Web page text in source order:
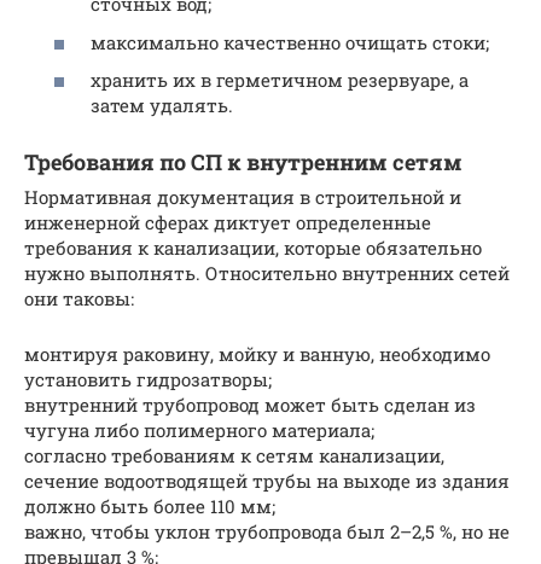
максимально качественно очищать стоки;
хранить их в герметичном резервуаре, а
затем удалять.
Требования по СП к внутренним сетям
Нормативная документация в строительной и
инженерной сферах диктует определенные
требования к канализации, которые обязательно
нужно выполнять. Относительно внутренних сетей
они таковы:
монтируя раковину, мойку и ванную, необходимо
установить гидрозатворы;
внутренний трубопровод может быть сделан из
чугуна либо полимерного материала;
согласно требованиям к сетям канализации,
сечение водоотводящей трубы на выходе из здания
должно быть более 110 мм;
важно, чтобы уклон трубопровода был 2–2,5 %, но не
превышал 3 %;